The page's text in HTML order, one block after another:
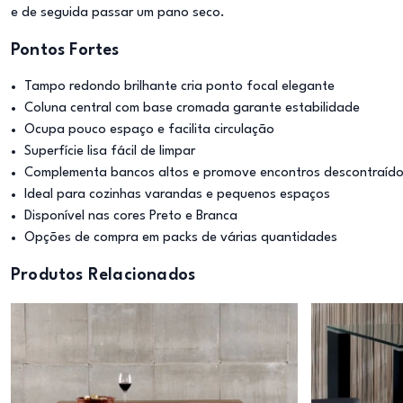
e de seguida passar um pano seco.
Pontos Fortes
Tampo redondo brilhante cria ponto focal elegante
Coluna central com base cromada garante estabilidade
Ocupa pouco espaço e facilita circulação
Superfície lisa fácil de limpar
Complementa bancos altos e promove encontros
Ideal para cozinhas varandas e pequenos espaços
Disponível nas cores Preto e Branca
Opções de compra em packs de várias quantidades
Produtos Relacionados